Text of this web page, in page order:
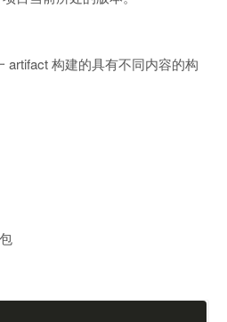
artifact 构建的具有不同内容的构